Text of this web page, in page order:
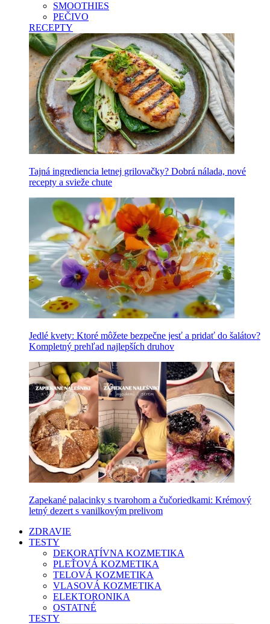
SMOOTHIES
PEČIVO
RECEPTY
Tajná ingrediencia letnej grilovačky? Dobrá nálada, nové
recepty a svieže chute
Jedlé kvety: Ktoré môžete bezpečne jesť a pridať do šalátov?
Kompletný prehľad najlepších druhov
Zapekané palacinky s tvarohom a čučoriedkami: Krémový
letný dezert s vanilkovým prelivom
ZDRAVIE
TESTY
DEKORATÍVNA KOZMETIKA
PLEŤOVÁ KOZMETIKA
TELOVÁ KOZMETIKA
VLASOVÁ KOZMETIKA
ELEKTORONIKA
OSTATNÉ
TESTY